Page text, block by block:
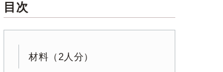
目次
材料（2人分）